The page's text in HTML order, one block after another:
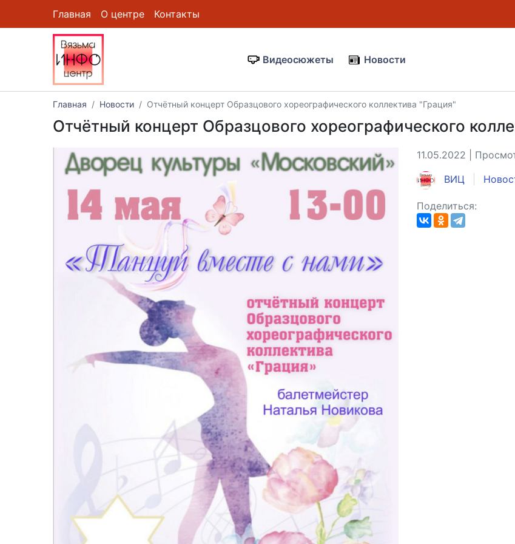
Главная О центре Контакты
Видеосюжеты Новости
Главная Новости Отчётный концерт Образцового хореографического коллектива "Грация"
Отчётный концерт Образцового хореографического
11.05.2022 |
ВИЦ
Поделиться: